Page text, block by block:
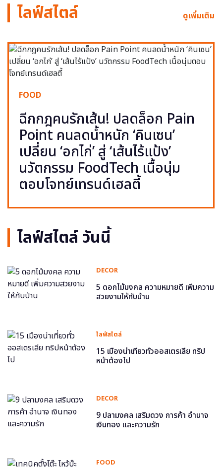
ไลฟ์สไตล์ ดูเพิ่มเติม
FOOD
ฉีกกฎคนรักเส้น! ปลดล็อก Pain
Point คนลดน้ำหนัก ‘คินเซน’
เปลี่ยน ‘อกไก่’ สู่ ‘เส้นไร้แป้ง’
นวัตกรรม FoodTech เนื้อนุ่ม
ตอบโจทย์เทรนด์เฮลตี้
ไลฟ์สไตล์ วันนี้
DECOR
5 ดอกไม้มงคล ความหมายดี เพิ่มความ
สวยงามให้กับบ้าน
ไลฟ์สไตล์
15 เมืองน่าเที่ยวทั่วออสเตรเลีย ทริป
หน้าต้องไป
DECOR
9 ปลามงคล เสริมดวง การค้า อำนาจ
เงินทอง และความรัก
FOOD